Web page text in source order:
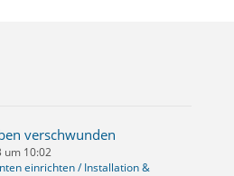
verschwunden
um 10:02
einrichten / Installation &